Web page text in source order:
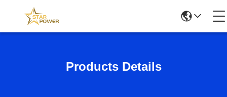
Products Details